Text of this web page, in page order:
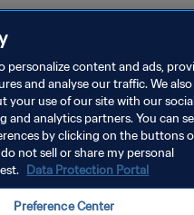
تعريف الارتباط
personalize content and ads,
and analyse our traffic. We
your use of our site with our
and analytics partners. You can
by clicking on the buttons
not sell or share my personal
Data Protection Portal
Preference Center